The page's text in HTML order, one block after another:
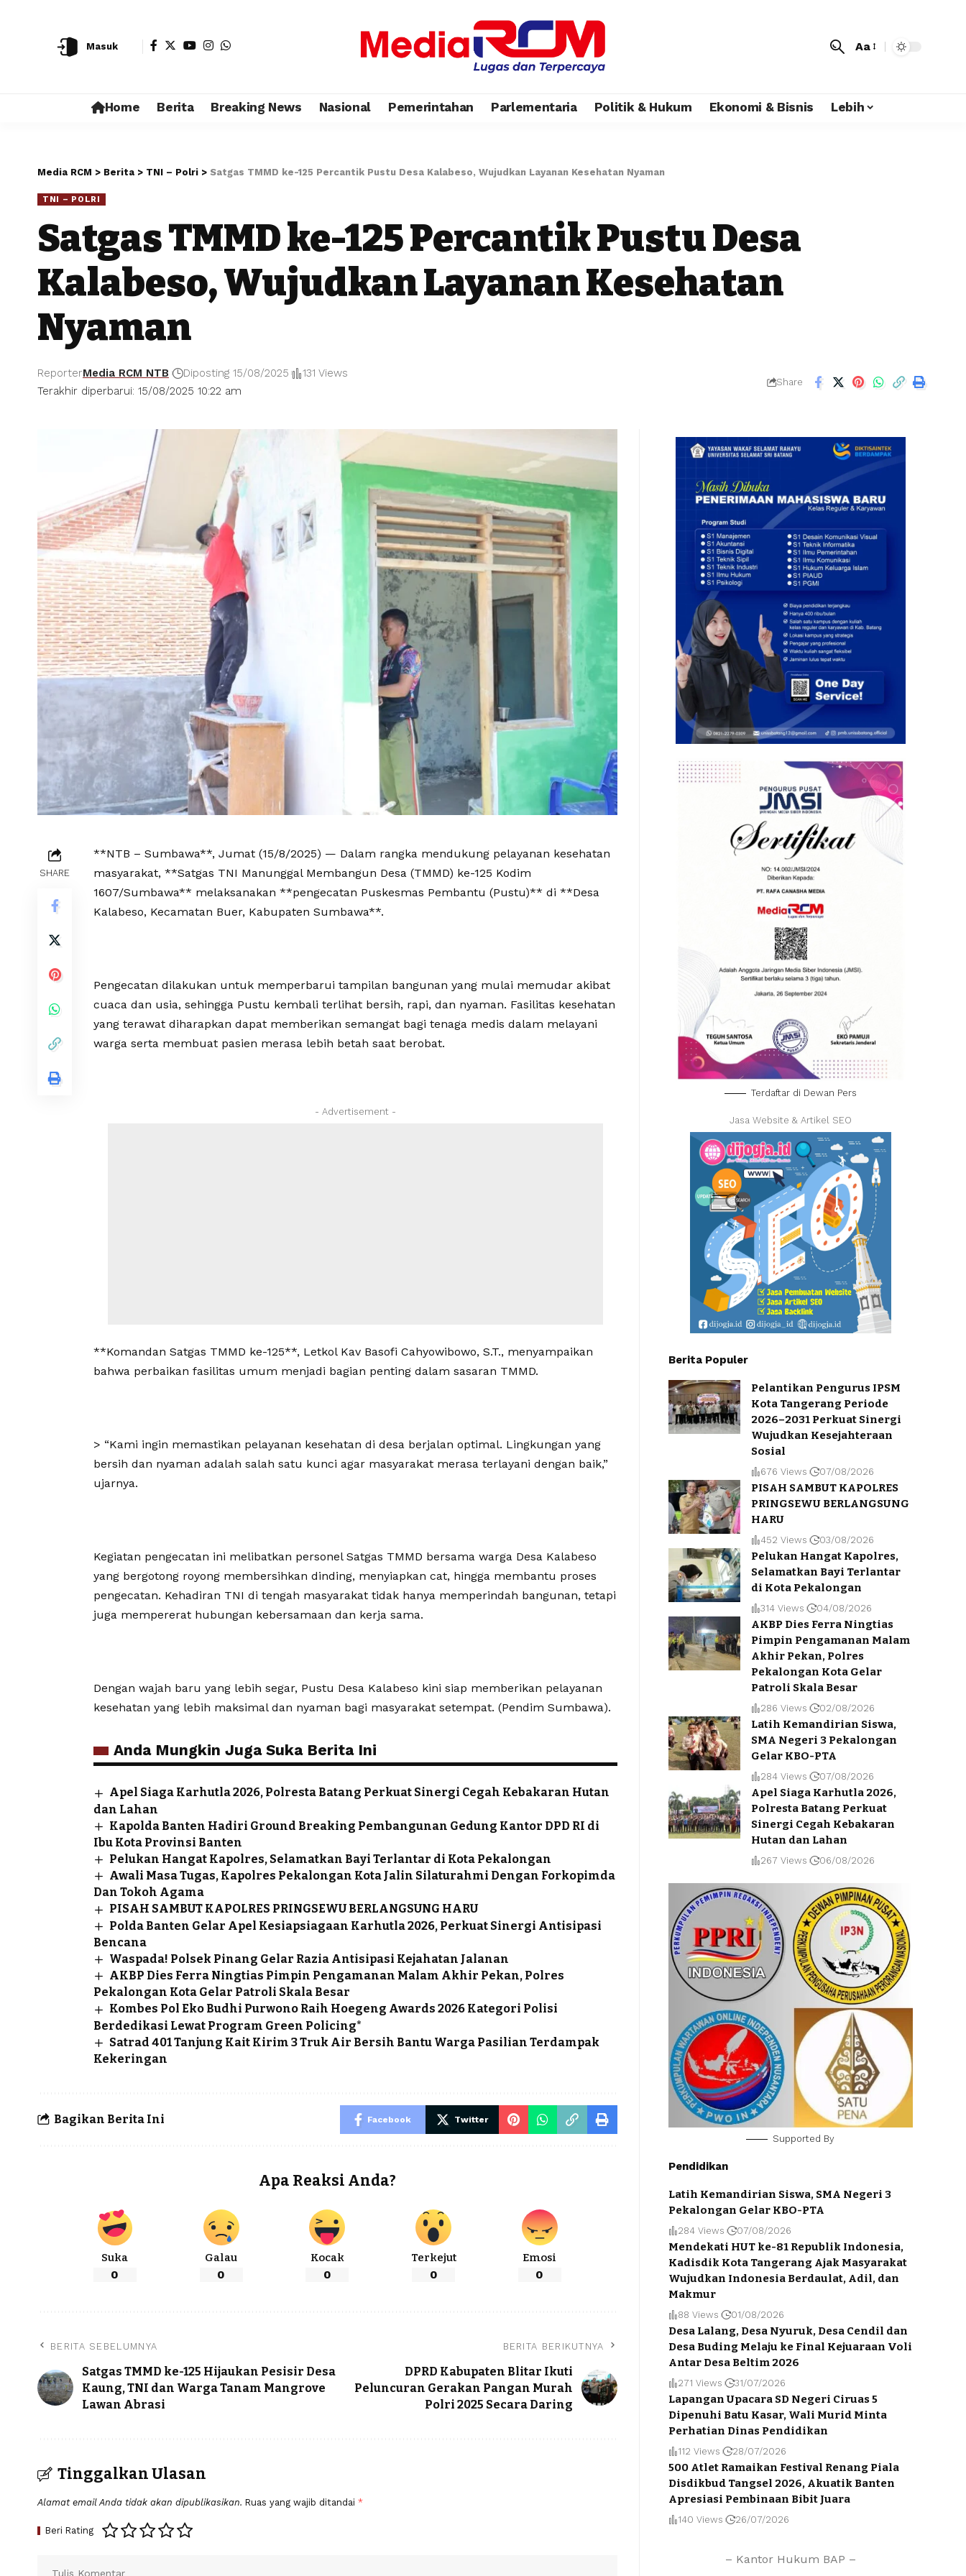
Masuk Aa
Home Berita Breaking News Nasional Pemerintahan Parlementaria Politik & Hukum Ekonomi & Bisnis Lebih
Media RCM > Berita > TNI – Polri > Satgas TMMD ke-125 Percantik Pustu Desa Kalabeso, Wujudkan Layanan Kesehatan Nyaman
TNI – POLRI
Satgas TMMD ke-125 Percantik Pustu Desa
Kalabeso, Wujudkan Layanan Kesehatan
Nyaman
Terakhir diperbarui: 15/08/2025 10:22 am
ReporterMedia RCM NTB Diposting 15/08/2025 131 Views
Share
SHARE
**NTB – Sumbawa**, Jumat (15/8/2025) — Dalam rangka mendukung pelayanan kesehatan
masyarakat, **Satgas TNI Manunggal Membangun Desa (TMMD) ke-125 Kodim
1607/Sumbawa** melaksanakan **pengecatan Puskesmas Pembantu (Pustu)** di **Desa
Kalabeso, Kecamatan Buer, Kabupaten Sumbawa**.
Pengecatan dilakukan untuk memperbarui tampilan bangunan yang mulai memudar akibat
cuaca dan usia, sehingga Pustu kembali terlihat bersih, rapi, dan nyaman. Fasilitas kesehatan
yang terawat diharapkan dapat memberikan semangat bagi tenaga medis dalam melayani
warga serta membuat pasien merasa lebih betah saat berobat.
- Advertisement -
**Komandan Satgas TMMD ke-125**, Letkol Kav Basofi Cahyowibowo, S.T., menyampaikan
bahwa perbaikan fasilitas umum menjadi bagian penting dalam sasaran TMMD.
> “Kami ingin memastikan pelayanan kesehatan di desa berjalan optimal. Lingkungan yang
bersih dan nyaman adalah salah satu kunci agar masyarakat merasa terlayani dengan baik,”
ujarnya.
Kegiatan pengecatan ini melibatkan personel Satgas TMMD bersama warga Desa Kalabeso
yang bergotong royong membersihkan dinding, menyiapkan cat, hingga membantu proses
pengecatan. Kehadiran TNI di tengah masyarakat tidak hanya memperindah bangunan, tetapi
juga mempererat hubungan kebersamaan dan kerja sama.
Dengan wajah baru yang lebih segar, Pustu Desa Kalabeso kini siap memberikan pelayanan
kesehatan yang lebih maksimal dan nyaman bagi masyarakat setempat. (Pendim Sumbawa).
Anda Mungkin Juga Suka Berita Ini
Apel Siaga Karhutla 2026, Polresta Batang Perkuat Sinergi Cegah Kebakaran Hutan
dan Lahan
Kapolda Banten Hadiri Ground Breaking Pembangunan Gedung Kantor DPD RI di
Ibu Kota Provinsi Banten
Pelukan Hangat Kapolres, Selamatkan Bayi Terlantar di Kota Pekalongan
Awali Masa Tugas, Kapolres Pekalongan Kota Jalin Silaturahmi Dengan Forkopimda
Dan Tokoh Agama
PISAH SAMBUT KAPOLRES PRINGSEWU BERLANGSUNG HARU
Polda Banten Gelar Apel Kesiapsiagaan Karhutla 2026, Perkuat Sinergi Antisipasi
Bencana
Waspada! Polsek Pinang Gelar Razia Antisipasi Kejahatan Jalanan
AKBP Dies Ferra Ningtias Pimpin Pengamanan Malam Akhir Pekan, Polres
Pekalongan Kota Gelar Patroli Skala Besar
Kombes Pol Eko Budhi Purwono Raih Hoegeng Awards 2026 Kategori Polisi
Berdedikasi Lewat Program Green Policing*
Satrad 401 Tanjung Kait Kirim 3 Truk Air Bersih Bantu Warga Pasilian Terdampak
Kekeringan
Bagikan Berita Ini Facebook Twitter
Apa Reaksi Anda?
Suka
0
Galau
0
Kocak
0
Terkejut
0
Emosi
0
BERITA SEBELUMNYA
Satgas TMMD ke-125 Hijaukan Pesisir Desa
Kaung, TNI dan Warga Tanam Mangrove
Lawan Abrasi
BERITA BERIKUTNYA
DPRD Kabupaten Blitar Ikuti
Peluncuran Gerakan Pangan Murah
Polri 2025 Secara Daring
Tinggalkan Ulasan
Alamat email Anda tidak akan dipublikasikan. Ruas yang wajib ditandai *
Beri Rating
Terdaftar di Dewan Pers
Jasa Website & Artikel SEO
Berita Populer
Pelantikan Pengurus IPSM
Kota Tangerang Periode
2026–2031 Perkuat Sinergi
Wujudkan Kesejahteraan
Sosial
676 Views 07/08/2026
PISAH SAMBUT KAPOLRES
PRINGSEWU BERLANGSUNG
HARU
452 Views 03/08/2026
Pelukan Hangat Kapolres,
Selamatkan Bayi Terlantar
di Kota Pekalongan
314 Views 04/08/2026
AKBP Dies Ferra Ningtias
Pimpin Pengamanan Malam
Akhir Pekan, Polres
Pekalongan Kota Gelar
Patroli Skala Besar
286 Views 02/08/2026
Latih Kemandirian Siswa,
SMA Negeri 3 Pekalongan
Gelar KBO-PTA
284 Views 07/08/2026
Apel Siaga Karhutla 2026,
Polresta Batang Perkuat
Sinergi Cegah Kebakaran
Hutan dan Lahan
267 Views 06/08/2026
Supported By
Pendidikan
Latih Kemandirian Siswa, SMA Negeri 3
Pekalongan Gelar KBO-PTA
284 Views 07/08/2026
Mendekati HUT ke-81 Republik Indonesia,
Kadisdik Kota Tangerang Ajak Masyarakat
Wujudkan Indonesia Berdaulat, Adil, dan
Makmur
88 Views 01/08/2026
Desa Lalang, Desa Nyuruk, Desa Cendil dan
Desa Buding Melaju ke Final Kejuaraan Voli
Antar Desa Beltim 2026
271 Views 31/07/2026
Lapangan Upacara SD Negeri Ciruas 5
Dipenuhi Batu Kasar, Wali Murid Minta
Perhatian Dinas Pendidikan
112 Views 28/07/2026
500 Atlet Ramaikan Festival Renang Piala
Disdikbud Tangsel 2026, Akuatik Banten
Apresiasi Pembinaan Bibit Juara
140 Views 26/07/2026
– Kantor Hukum BAP –